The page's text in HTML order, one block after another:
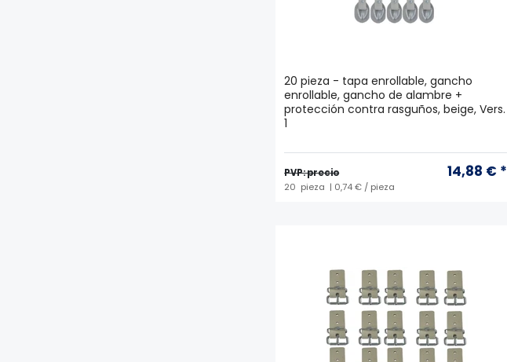
20 pieza - tapa enrollable, gancho
enrollable, gancho de alambre +
protección contra rasguños, beige, Vers.
1
PVP: precio 14,88 € *
20 pieza | 0,74 € / pieza